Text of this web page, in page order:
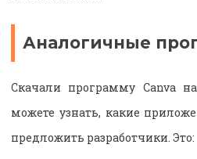
Аналогичные
Скачали программу Canva
можете узнать, какие
предложить разработчики. Это: